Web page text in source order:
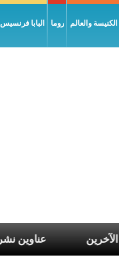
البابا فرنسيس روما الكنيسة والعالم
مع معاناة الآخرين